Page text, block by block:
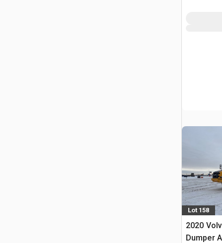
Lot 158
2020
Dumper